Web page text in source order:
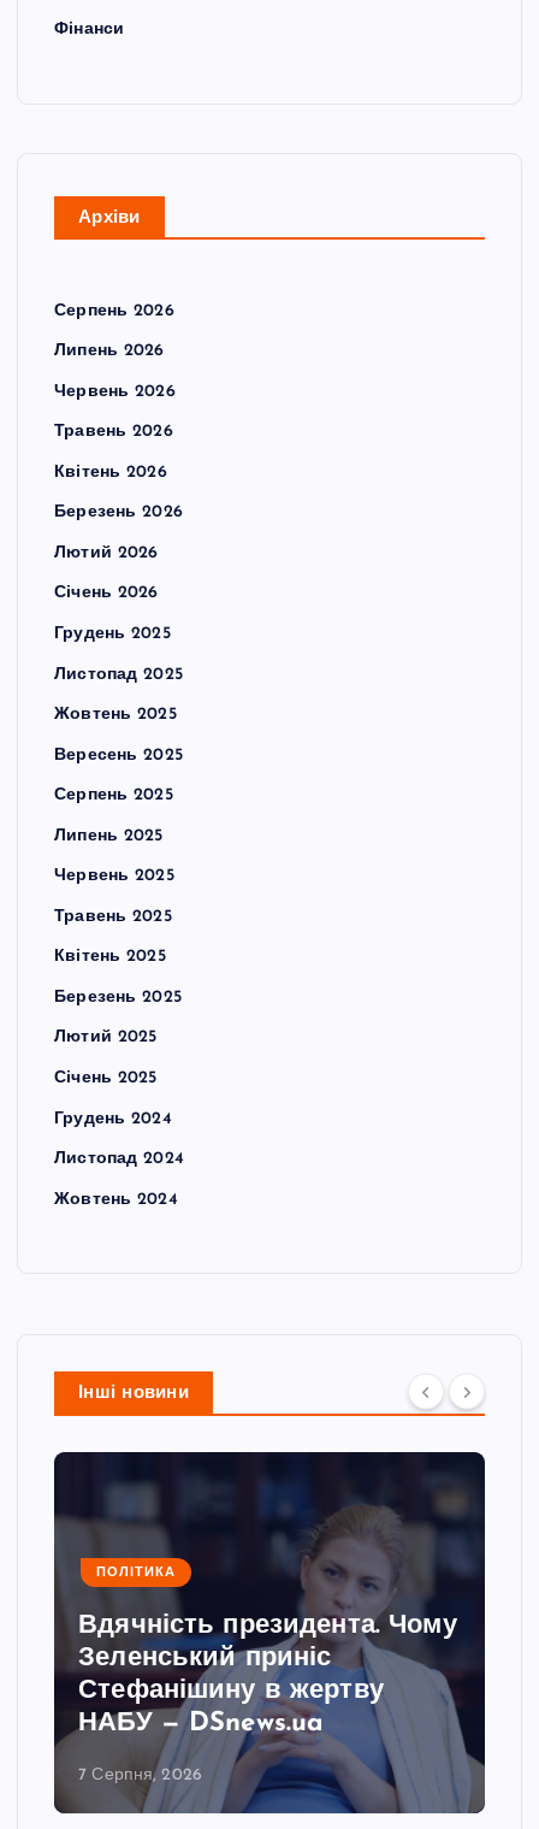
Фінанси
Архіви
Серпень 2026
Липень 2026
Червень 2026
Травень 2026
Квітень 2026
Березень 2026
Лютий 2026
Січень 2026
Грудень 2025
Листопад 2025
Жовтень 2025
Вересень 2025
Серпень 2025
Липень 2025
Червень 2025
Травень 2025
Квітень 2025
Березень 2025
Лютий 2025
Січень 2025
Грудень 2024
Листопад 2024
Жовтень 2024
Інші новини
ПОЛІТИКА
Вдячність президента. Чому
Зеленський приніс
Стефанішину в жертву
НАБУ — DSnews.ua
7 Серпня, 2026